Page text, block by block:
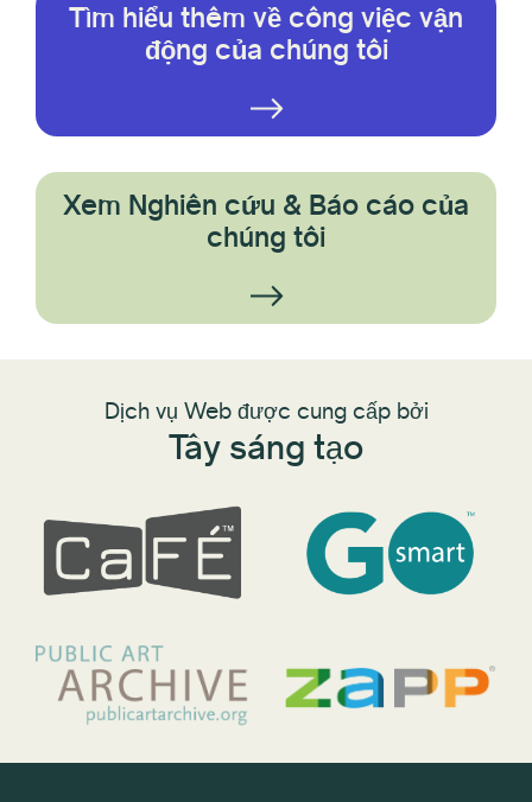
Tìm hiểu thêm về công việc vận
động của chúng tôi
Xem Nghiên cứu & Báo cáo của
chúng tôi
Dịch vụ Web được cung cấp bởi
Tây sáng tạo